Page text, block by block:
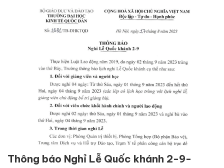
Thông báo Nghỉ Lễ Quốc khánh 2-9-